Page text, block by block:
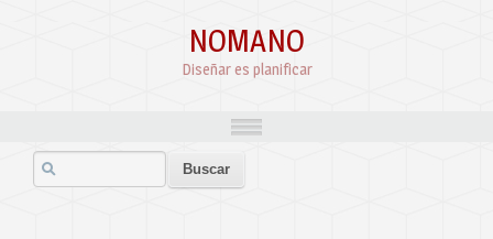
NOMANO
Diseñar es planificar